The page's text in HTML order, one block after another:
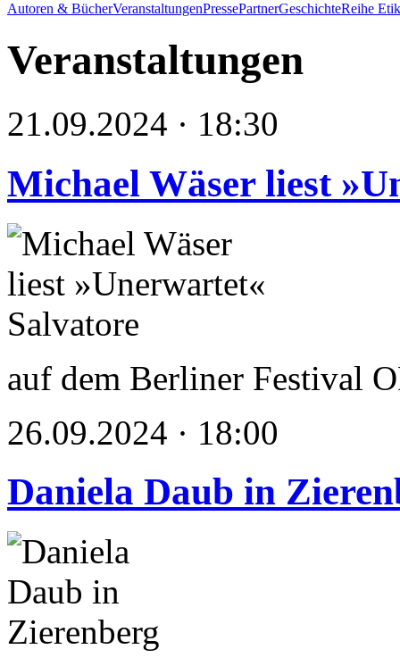
Autoren & BücherVeranstaltungenPressePartnerGeschichteReihe
Veranstaltungen
21.09.2024 · 18:30
Michael Wäser liest
auf dem Berliner Festival
26.09.2024 · 18:00
Daniela Daub in